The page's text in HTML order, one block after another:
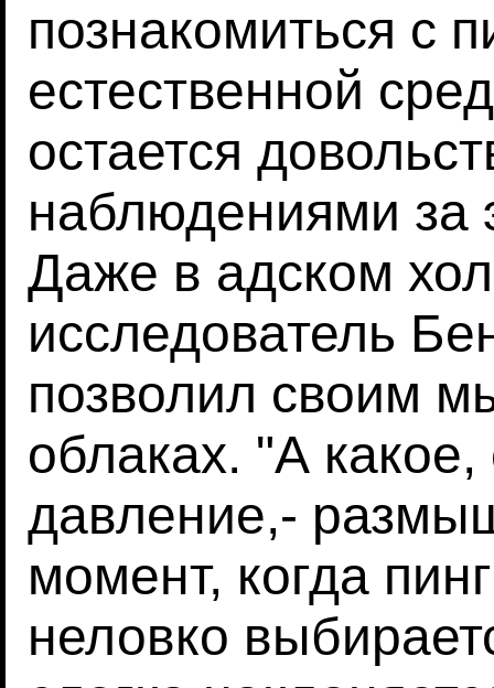
познакомиться с
естественной
остается
наблюдениями за
Даже в адском
исследователь
позволил своим
облаках. "А какое,
давление,-
момент, когда
неловко